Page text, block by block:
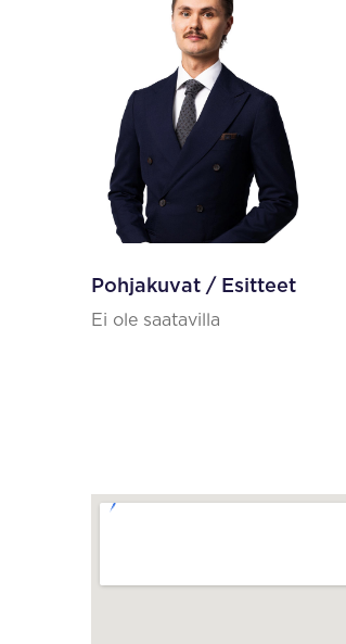
Pohjakuvat / Esitteet
Ei ole saatavilla